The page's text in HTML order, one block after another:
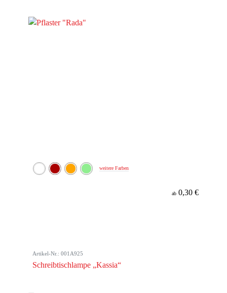
weitere Farben
ab 0,30 €
Artikel-Nr.: 001A925
Schreibtischlampe „Kassia“